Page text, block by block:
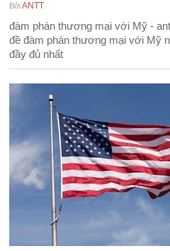
Bởi ANTT
đàm phán thương mại với Mỹ -
đề đàm phán thương mại với Mỹ
đầy đủ nhất